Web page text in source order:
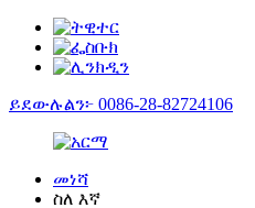
ይደውሉልን፦ 0086-28-82724106
መነሻ
ስለ እኛ